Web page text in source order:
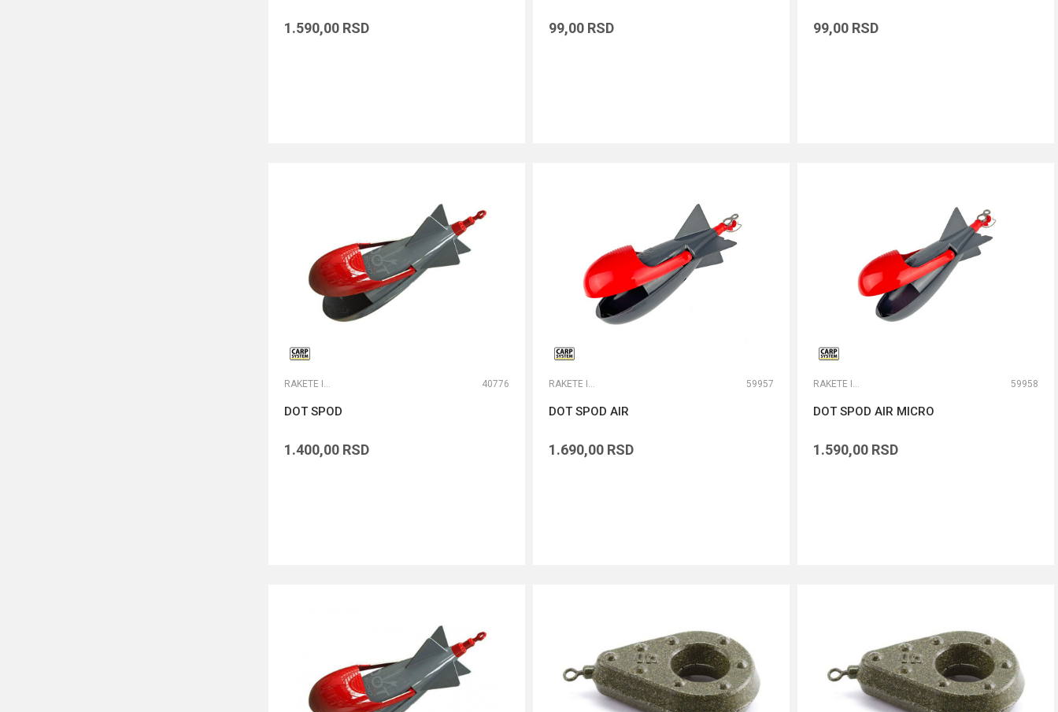
1.590,00 RSD 99,00 RSD 99,00 RSD
RAKETE I MARKERI 40776
DOT SPOD
1.400,00 RSD
RAKETE I MARKERI 59957
DOT SPOD AIR
1.690,00 RSD
RAKETE I MARKERI 59958
DOT SPOD AIR MICRO
1.590,00 RSD